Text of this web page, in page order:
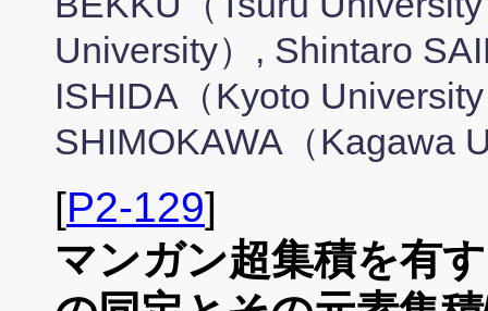
University）, Shintaro
ISHIDA（Kyoto
SHIMOKAWA（Kagawa
[P2-129]
マンガン超集積を有